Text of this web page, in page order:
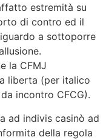
estremità su
di contro ed il
a sottoporre
la CFMJ
liberta (per italico
incontro CFCG).
ad indivis casinò ad
della regola